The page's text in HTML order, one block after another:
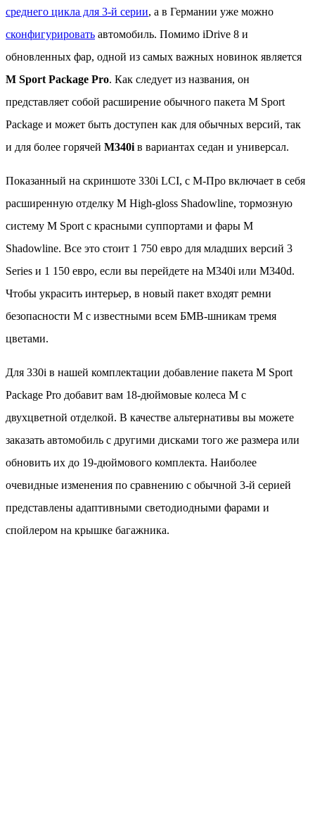
среднего цикла для 3-й серии, а в Германии уже можно
сконфигурировать автомобиль. Помимо iDrive 8 и
обновленных фар, одной из самых важных новинок является
M Sport Package Pro. Как следует из названия, он
представляет собой расширение обычного пакета M Sport
Package и может быть доступен как для обычных версий, так
и для более горячей M340i в вариантах седан и универсал.
Показанный на скриншоте 330i LCI, с М-Про включает в себя
расширенную отделку M High-gloss Shadowline, тормозную
систему M Sport с красными суппортами и фары M
Shadowline. Все это стоит 1 750 евро для младших версий 3
Series и 1 150 евро, если вы перейдете на M340i или M340d.
Чтобы украсить интерьер, в новый пакет входят ремни
безопасности M с известными всем БМВ-шникам тремя
цветами.
Для 330i в нашей комплектации добавление пакета M Sport
Package Pro добавит вам 18-дюймовые колеса M с
двухцветной отделкой. В качестве альтернативы вы можете
заказать автомобиль с другими дисками того же размера или
обновить их до 19-дюймового комплекта. Наиболее
очевидные изменения по сравнению с обычной 3-й серией
представлены адаптивными светодиодными фарами и
спойлером на крышке багажника.